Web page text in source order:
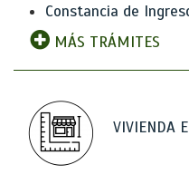
Constancia de
MÁS TRÁMITES
VIVIENDA